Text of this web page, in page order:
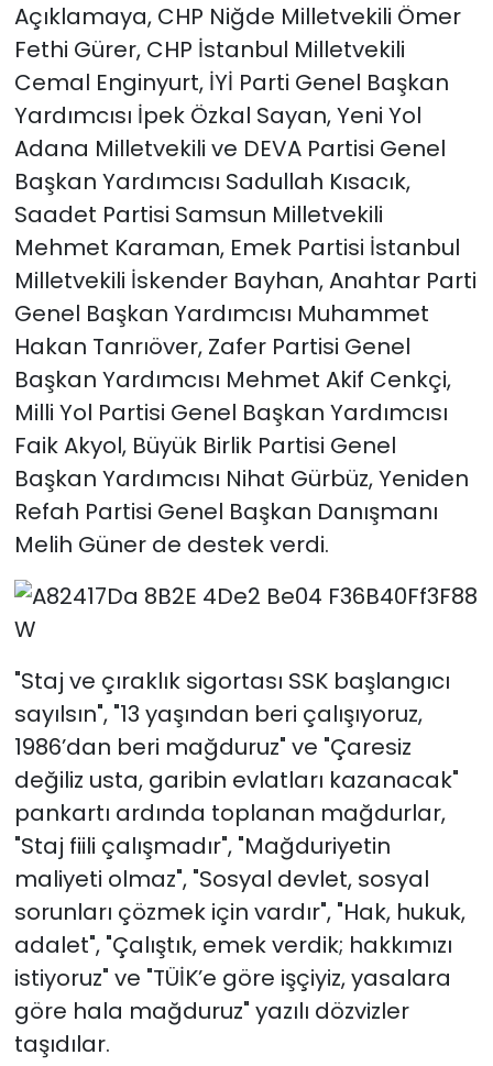
Açıklamaya, CHP Niğde Milletvekili Ömer
Fethi Gürer, CHP İstanbul Milletvekili
Cemal Enginyurt, İYİ Parti Genel Başkan
Yardımcısı İpek Özkal Sayan, Yeni Yol
Adana Milletvekili ve DEVA Partisi Genel
Başkan Yardımcısı Sadullah Kısacık,
Saadet Partisi Samsun Milletvekili
Mehmet Karaman, Emek Partisi İstanbul
Milletvekili İskender Bayhan, Anahtar Parti
Genel Başkan Yardımcısı Muhammet
Hakan Tanrıöver, Zafer Partisi Genel
Başkan Yardımcısı Mehmet Akif Cenkçi,
Milli Yol Partisi Genel Başkan Yardımcısı
Faik Akyol, Büyük Birlik Partisi Genel
Başkan Yardımcısı Nihat Gürbüz, Yeniden
Refah Partisi Genel Başkan Danışmanı
Melih Güner de destek verdi.
"Staj ve çıraklık sigortası SSK başlangıcı
sayılsın", "13 yaşından beri çalışıyoruz,
1986’dan beri mağduruz" ve "Çaresiz
değiliz usta, garibin evlatları kazanacak"
pankartı ardında toplanan mağdurlar,
"Staj fiili çalışmadır", "Mağduriyetin
maliyeti olmaz", "Sosyal devlet, sosyal
sorunları çözmek için vardır", "Hak, hukuk,
adalet", "Çalıştık, emek verdik; hakkımızı
istiyoruz" ve "TÜİK’e göre işçiyiz, yasalara
göre hala mağduruz" yazılı dözvizler
taşıdılar.